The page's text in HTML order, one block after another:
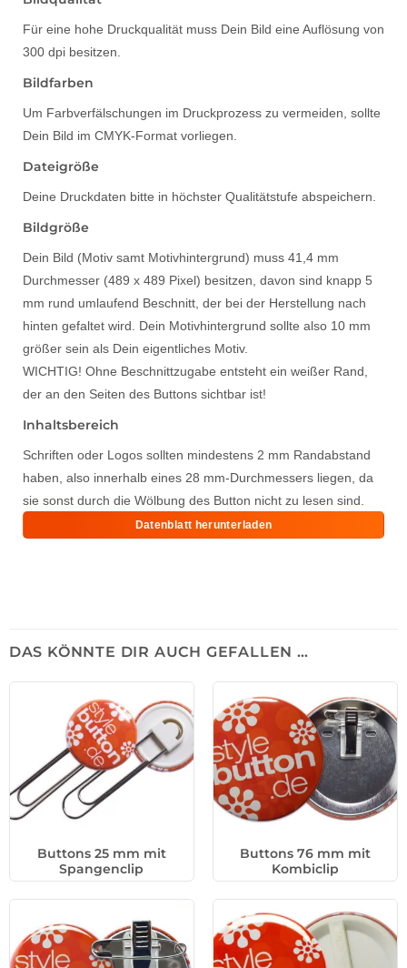
Für eine hohe Druckqualität muss Dein Bild eine Auflösung von
300 dpi besitzen.
Bildfarben
Um Farbverfälschungen im Druckprozess zu vermeiden, sollte
Dein Bild im CMYK-Format vorliegen.
Dateigröße
Deine Druckdaten bitte in höchster Qualitätstufe abspeichern.
Bildgröße
Dein Bild (Motiv samt Motivhintergrund) muss 41,4 mm
Durchmesser (489 x 489 Pixel) besitzen, davon sind knapp 5
mm rund umlaufend Beschnitt, der bei der Herstellung nach
hinten gefaltet wird. Dein Motivhintergrund sollte also 10 mm
größer sein als Dein eigentliches Motiv.
WICHTIG! Ohne Beschnittzugabe entsteht ein weißer Rand,
der an den Seiten des Buttons sichtbar ist!
Inhaltsbereich
Schriften oder Logos sollten mindestens 2 mm Randabstand
haben, also innerhalb eines 28 mm-Durchmessers liegen, da
sie sonst durch die Wölbung des Button nicht zu lesen sind.
Datenblatt herunterladen
DAS KÖNNTE DIR AUCH GEFALLEN …
Buttons 25 mm mit
Spangenclip
Buttons 76 mm mit
Kombiclip